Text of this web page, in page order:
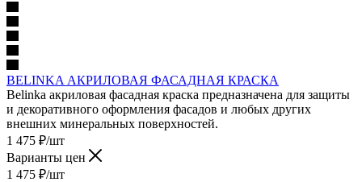
BELINKA АКРИЛОВАЯ ФАСАДНАЯ КРАСКА
Belinka акриловая фасадная краска предназначена для защиты
и декоративного оформления фасадов и любых других
внешних минеральных поверхностей.
1 475 ₽/шт
Варианты цен
1 475 ₽/шт